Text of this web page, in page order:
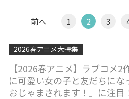
前へ 1 2 3
2026春アニメ大特集
【2026春アニメ】ラブコメ2
に可愛い女の子と友だちにな
おじゃまされます！』に注目！